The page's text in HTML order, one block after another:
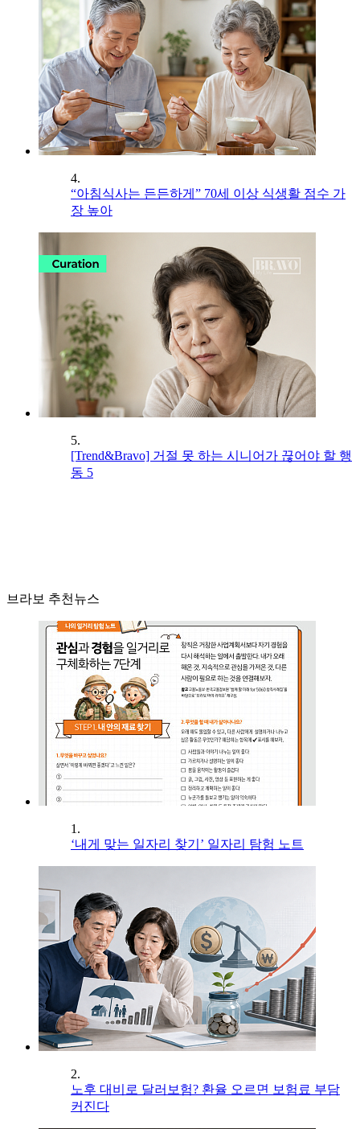
4.
“아침식사는 든든하게” 70세 이상 식생활 점수 가
장 높아
5.
[Trend&Bravo] 거절 못 하는 시니어가 끊어야 할 행
동 5
브라보 추천뉴스
1.
‘내게 맞는 일자리 찾기’ 일자리 탐험 노트
2.
노후 대비로 달러보험? 환율 오르면 보험료 부담
커진다